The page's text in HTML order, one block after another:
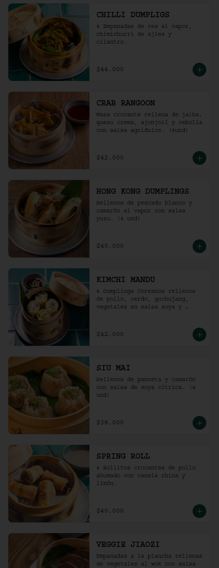
CHILLI DUMPLIGS
4 Empanadas de res al vapor,
chimichurri de ajíes y
cilantro.
$44.000
CRAB RANGOON
Masa crocante rellena de jaiba,
queso crema, ajonjolí y cebolla
con salsa agridulce. (4und)
$42.000
HONG KONG DUMPLINGS
Rellenos de pescado blanco y
camarón al vapor con salsa
yuzu. (4 und)
$40.000
KIMCHI MANDU
4 Dumplings Coreanos rellenos
de pollo, cerdo, gochujang,
vegetales en salsa soya y
$42.000
SIU MAI
Rellenos de panceta y camarón
con salsa de soya cítrica. (4
und)
$38.000
SPRING ROLL
4 Rollitos crocantes de pollo
ahumado con canela china y
limón.
$40.000
VEGGIE JIAOZI
Empanadas a la plancha rellenas
de vegetales al wok con salsa